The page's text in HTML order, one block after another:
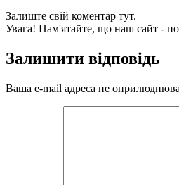
Залиште свій коментар тут.
Увага! Пам'ятайте, що наш сайт -
Залишити відповідь
Ваша e-mail адреса не